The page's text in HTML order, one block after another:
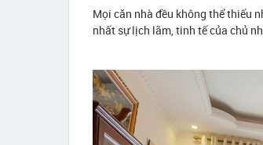
Mọi căn nhà đều không thể thiếu
nhất sự lịch lãm, tinh tế của chủ